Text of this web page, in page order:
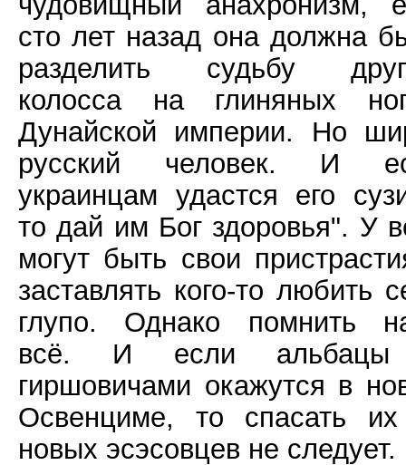
сто лет назад она должна
разделить судьбу
колосса на глиняных
Дунайской империи. Но
русский человек. И
украинцам удастся его
то дай им Бог здоровья". У
могут быть свои
заставлять кого-то любить
глупо. Однако помнить
всё. И если
гиршовичами окажутся в
Освенциме, то спасать
новых эсэсовцев не следует.